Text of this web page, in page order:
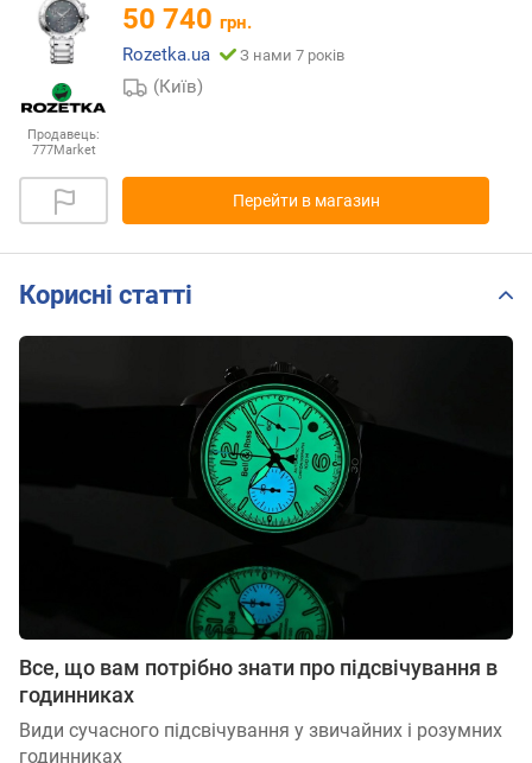
Продавець:
777Market
50 740 грн.
Rozetka.ua
З нами 7 років
(Київ)
Перейти в магазин
Корисні статті
Все, що вам потрібно знати про підсвічування в
годинниках
Види сучасного підсвічування у звичайних і розумних
годинниках